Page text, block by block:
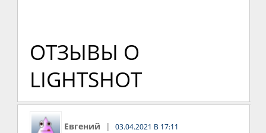
ОТЗЫВЫ О
LIGHTSHOT
Евгений 03.04.2021 В 17:11